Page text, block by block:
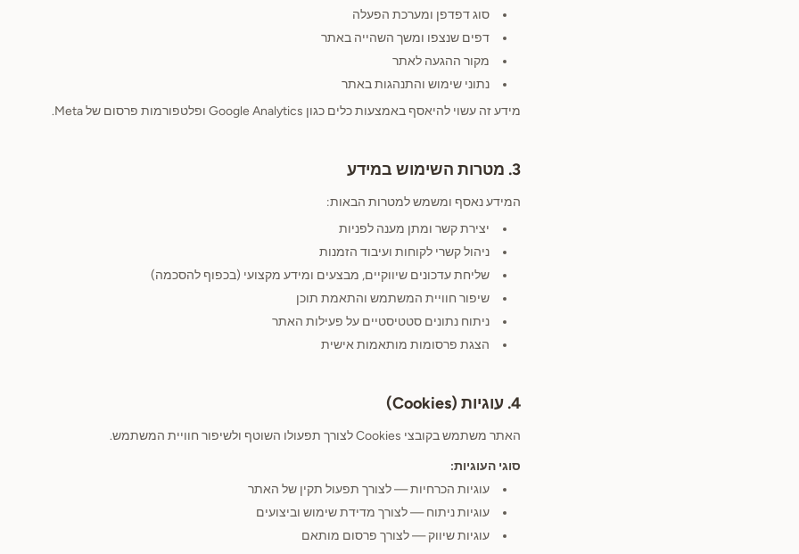
סוג דפדפן ומערכת הפעלה
דפים שנצפו ומשך השהייה באתר
מקור ההגעה לאתר
נתוני שימוש והתנהגות באתר
מידע זה עשוי להיאסף באמצעות כלים כגון Google Analytics ופלטפורמות פרסום של Meta.
3. מטרות השימוש במידע
המידע נאסף ומשמש למטרות הבאות:
יצירת קשר ומתן מענה לפניות
ניהול קשרי לקוחות ועיבוד הזמנות
שליחת עדכונים שיווקיים, מבצעים ומידע מקצועי (בכפוף להסכמה)
שיפור חוויית המשתמש והתאמת תוכן
ניתוח נתונים סטטיסטיים על פעילות האתר
הצגת פרסומות מותאמות אישית
4. עוגיות (Cookies)
האתר משתמש בקובצי Cookies לצורך תפעולו השוטף ולשיפור חוויית המשתמש.
סוגי העוגיות:
עוגיות הכרחיות — לצורך תפעול תקין של האתר
עוגיות ניתוח — לצורך מדידת שימוש וביצועים
עוגיות שיווק — לצורך פרסום מותאם